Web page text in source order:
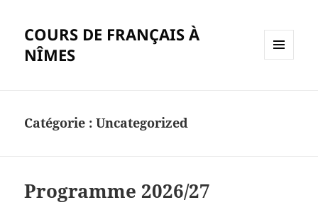
COURS DE FRANÇAIS À
NÎMES
Catégorie :Uncategorized
Programme 2026/27